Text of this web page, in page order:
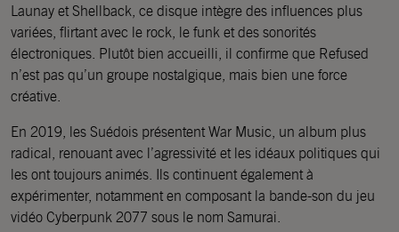
Launay et Shellback, ce disque intègre des influences plus
variées, flirtant avec le rock, le funk et des sonorités
électroniques. Plutôt bien accueilli, il confirme que Refused
n’est pas qu’un groupe nostalgique, mais bien une force
créative.
En 2019, les Suédois présentent War Music, un album plus
radical, renouant avec l’agressivité et les idéaux politiques qui
les ont toujours animés. Ils continuent également à
expérimenter, notamment en composant la bande-son du jeu
vidéo Cyberpunk 2077 sous le nom Samurai.